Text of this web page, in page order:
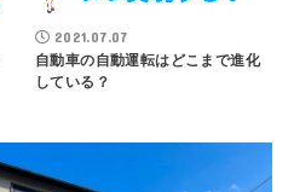
2021.07.07
自動車の自動運転はどこまで進化
している？